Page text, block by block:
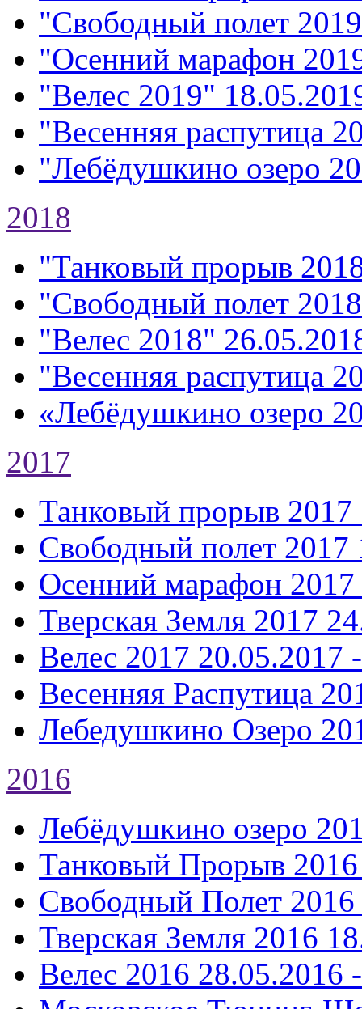
"Свободный полет
"Осенний марафон
"Велес 2019"
"Весенняя распутица
"Лебёдушкино озеро
2018
"Танковый прорыв
"Свободный полет
"Велес 2018"
"Весенняя распутица
«Лебёдушкино озеро
2017
Танковый прорыв 2017
Свободный полет 2017
Осенний марафон 2017
Тверская Земля 2017
Велес 2017 20.05.2017
Весенняя Распутица
Лебедушкино Озеро
2016
Лебёдушкино озеро
Танковый Прорыв 2016
Свободный Полет 2016
Тверская Земля 2016
Велес 2016 28.05.2016